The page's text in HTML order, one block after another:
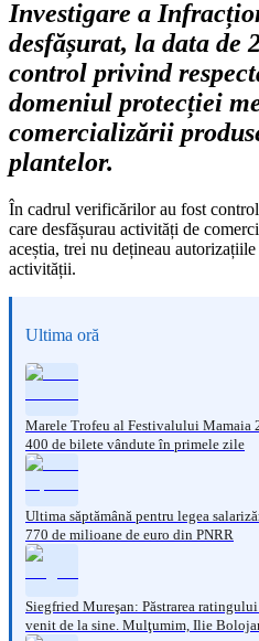
Investigare a
desfășurat, la data de
control privind
domeniul protecției
comercializării
plantelor.
În cadrul verificărilor au fost
care desfășurau activități de
aceștia, trei nu dețineau autorizațiile
activității.
Ultima oră
Marele Trofeu al Festivalului Mamaia
400 de bilete vândute în primele zile
Ultima săptămână pentru legea
770 de milioane de euro din PNRR
Siegfried Mureşan: Păstrarea
venit de la sine. Mulţumim, Ilie